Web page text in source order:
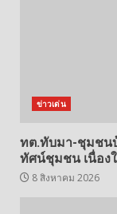
ข่าวเด่น
ทต.ทับมา-ชุมชน
ทัศน์ชุมชน เนื่อง
8 สิงหาคม 2026